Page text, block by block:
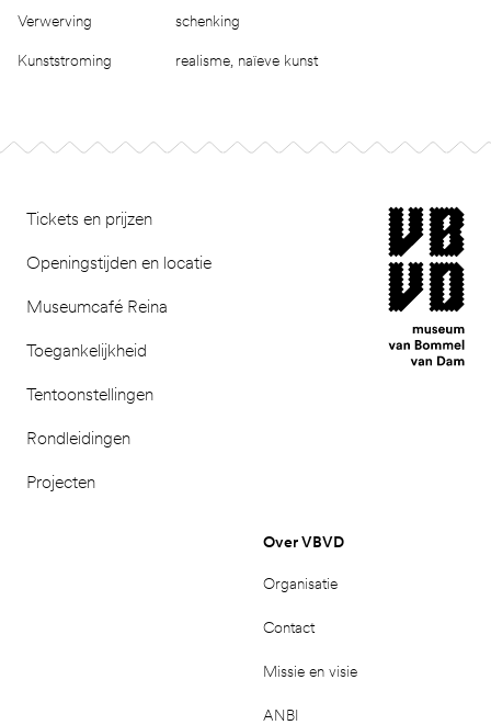
Verwerving schenking
Kunststroming realisme, naïeve kunst
Tickets en prijzen
Openingstijden en locatie
Museumcafé Reina
Toegankelijkheid
Tentoonstellingen
Rondleidingen
Projecten
museum van
Over VBVD
Organisatie
Contact
Missie en visie
ANBI